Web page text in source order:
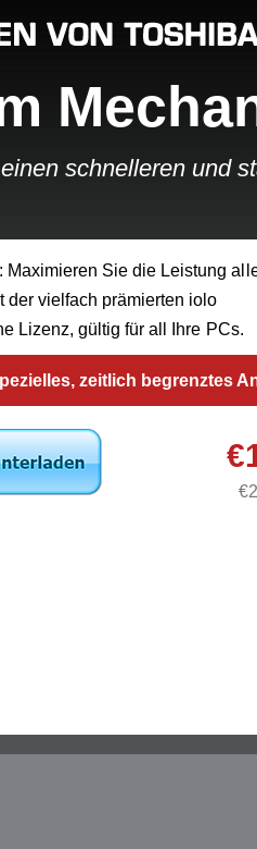
schnelleren und
Maximieren Sie die Leistung
der vielfach prämierten iolo
Lizenz, gültig für all Ihre PCs.
zeitlich begrenztes